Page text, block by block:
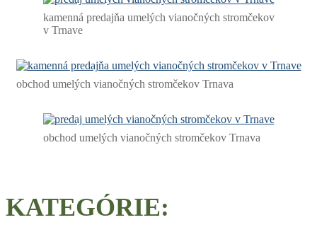
kamenná predajňa umelých vianočných stromčekov
v Trnave
obchod umelých vianočných stromčekov Trnava
obchod umelých vianočných stromčekov Trnava
KATEGÓRIE: